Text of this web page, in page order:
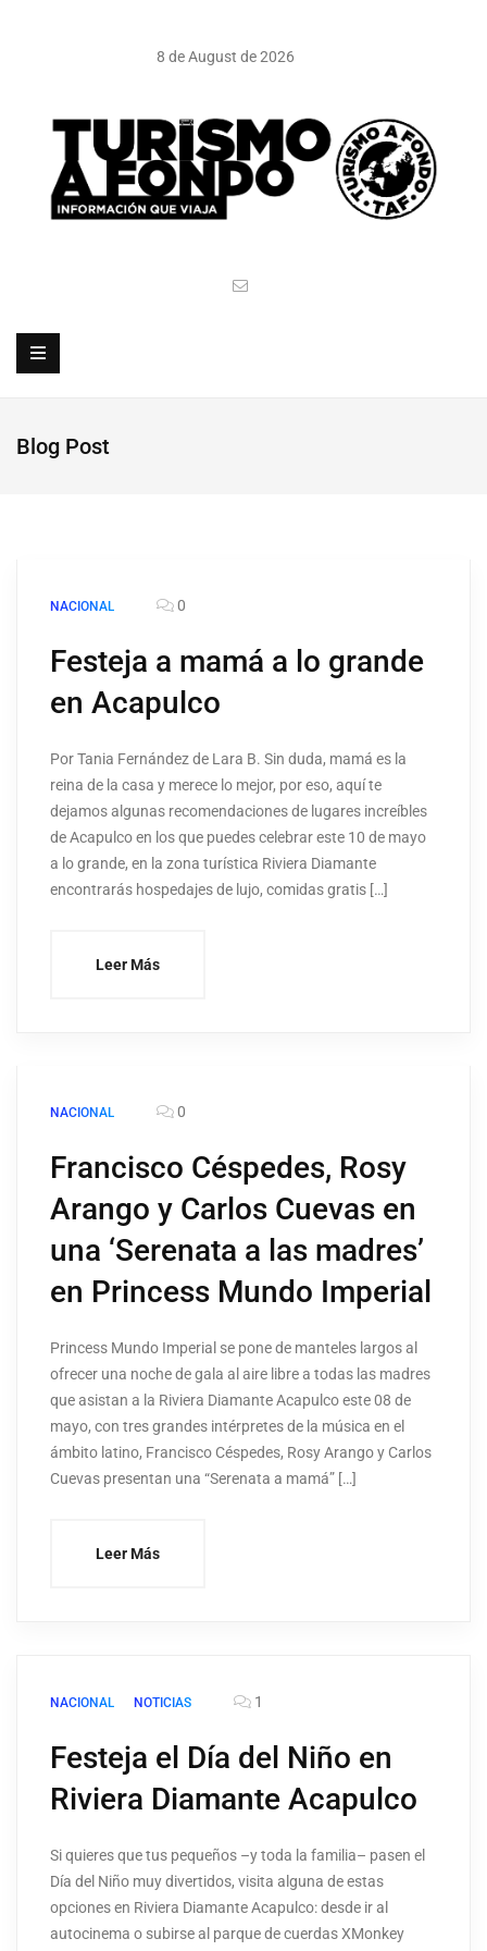
8 de August de 2026
Blog Post
NACIONAL 0
Festeja a mamá a lo grande
en Acapulco
Por Tania Fernández de Lara B. Sin duda, mamá es la
reina de la casa y merece lo mejor, por eso, aquí te
dejamos algunas recomendaciones de lugares increíbles
de Acapulco en los que puedes celebrar este 10 de mayo
a lo grande, en la zona turística Riviera Diamante
encontrarás hospedajes de lujo, comidas gratis […]
Leer Más
NACIONAL 0
Francisco Céspedes, Rosy
Arango y Carlos Cuevas en
una ‘Serenata a las madres’
en Princess Mundo Imperial
Princess Mundo Imperial se pone de manteles largos al
ofrecer una noche de gala al aire libre a todas las madres
que asistan a la Riviera Diamante Acapulco este 08 de
mayo, con tres grandes intérpretes de la música en el
ámbito latino, Francisco Céspedes, Rosy Arango y Carlos
Cuevas presentan una “Serenata a mamá” […]
Leer Más
NACIONAL NOTICIAS 1
Festeja el Día del Niño en
Riviera Diamante Acapulco
Si quieres que tus pequeños –y toda la familia– pasen el
Día del Niño muy divertidos, visita alguna de estas
opciones en Riviera Diamante Acapulco: desde ir al
autocinema o subirse al parque de cuerdas XMonkey